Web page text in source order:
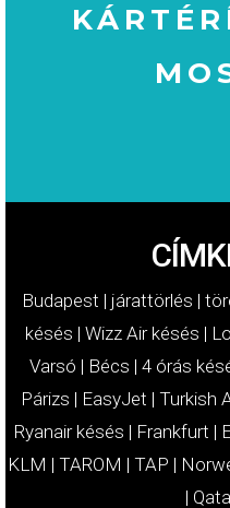
Budapest | járattörlés |
késés | Wizz Air késés |
Varsó | Bécs | 4 órás
Párizs | EasyJet | Turkish
Ryanair késés | Frankfurt |
KLM | TAROM | TAP |
|